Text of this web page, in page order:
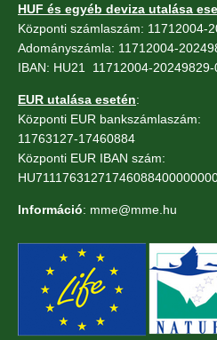
HUF és egyéb deviza utalása
Központi számlaszám: 11712004-
Adományszámla: 11712004-
IBAN: HU21 11712004-
EUR utalása esetén:
Központi EUR bankszámlaszám:
11763127-17460884
Központi EUR IBAN szám:
Információ: mme@mme.hu